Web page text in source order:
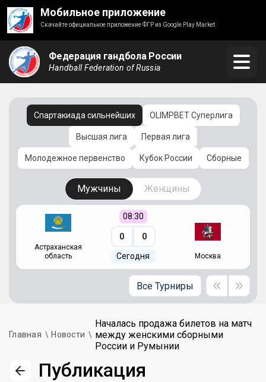
Мобильное приложение
Скачайте официальное приложение ФГР из Google Play Market
Федерация гандбола России
Handball Federation of Russia
Спартакиада сильнейших OLIMPBET Суперлига
Высшая лига Первая лига
Молодежное первенство Кубок России Сборные
Мужчины Женщины
Астраханская
область
08:30
0 0
Сегодня Москва
Все Турниры
Главная Новости
Началась продажа билетов на матч
между женскими сборными
России и Румынии
Публикация